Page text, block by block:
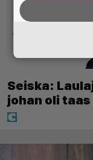
Seiska:
johan oli